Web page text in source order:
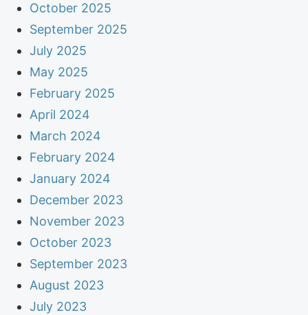
October 2025
September 2025
July 2025
May 2025
February 2025
April 2024
March 2024
February 2024
January 2024
December 2023
November 2023
October 2023
September 2023
August 2023
July 2023